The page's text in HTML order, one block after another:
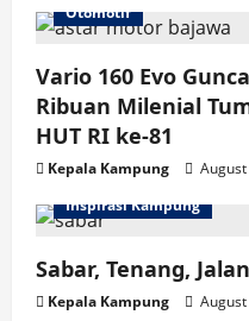
Otomotif
Vario 160 Evo
Ribuan Milenial
HUT RI ke-81
Kepala Kampung
Inspirasi Kampung
Sabar, Tenang,
Kepala Kampung